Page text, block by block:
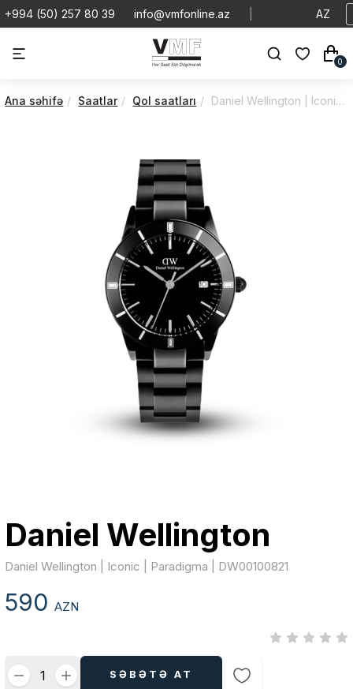
+994 (50) 257 80 39 info@vmfonline.az AZ
0
Ana səhifə Saatlar Qol saatları Daniel Wellington | Iconic | Paradigma | DW00100821
Daniel Wellington
Daniel Wellington | Iconic | Paradigma | DW00100821
590AZN
SƏBƏTƏ AT